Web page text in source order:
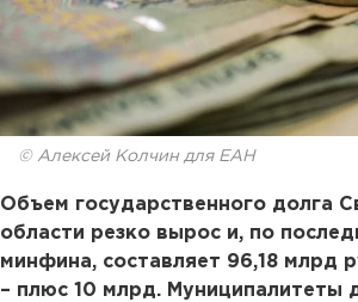
© Алексей Колчин для ЕАН
Объем государственного долга
области резко вырос и, по
минфина, составляет 96,18 млрд
– плюс 10 млрд. Муниципалитеты